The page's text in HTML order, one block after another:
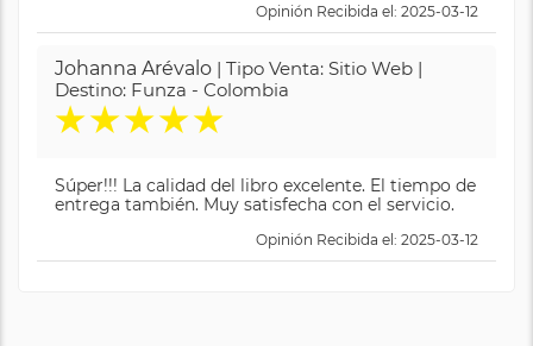
Opinión Recibida el: 2025-03-12
Johanna Arévalo | Tipo Venta: Sitio Web |
Destino: Funza - Colombia
★★★★★
Súper!!! La calidad del libro excelente. El tiempo de
entrega también. Muy satisfecha con el servicio.
Opinión Recibida el: 2025-03-12